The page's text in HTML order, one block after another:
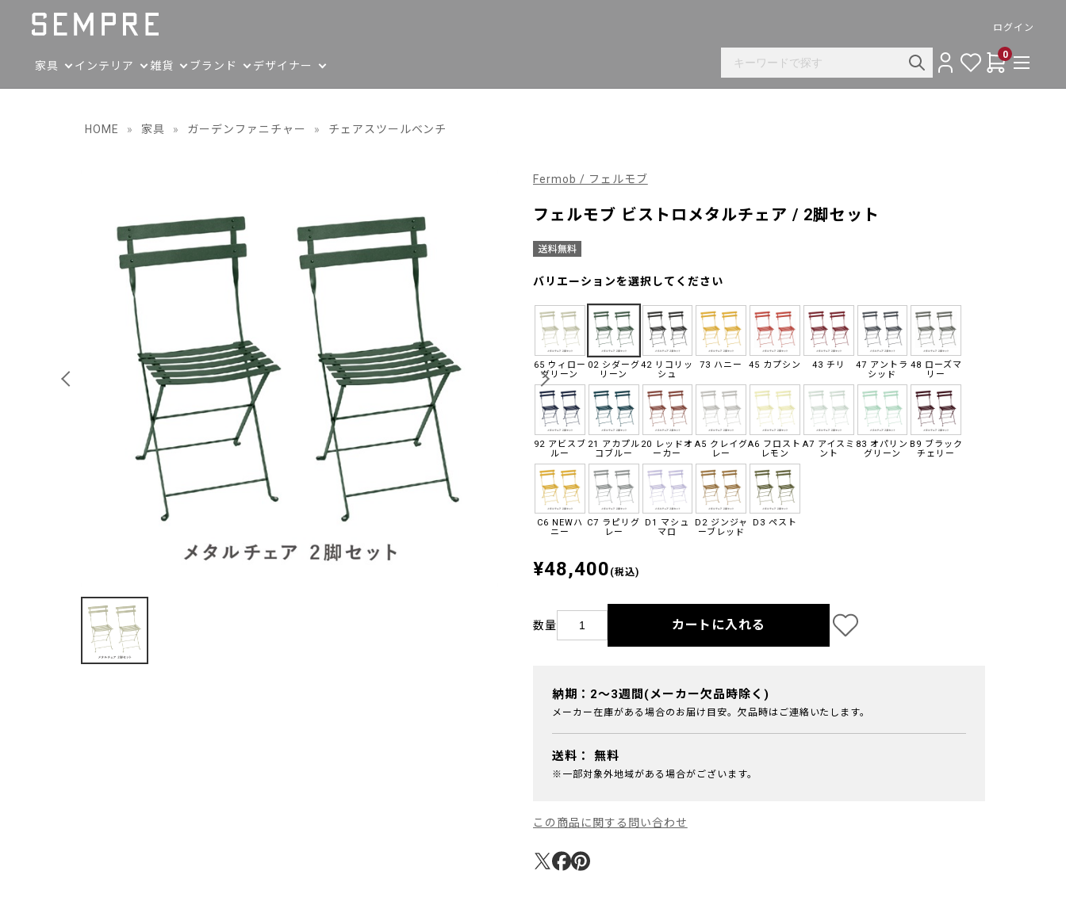
ログイン
家具 インテリア 雑貨 ブランド デザイナー
0
HOME » 家具 » ガーデンファニチャー » チェアスツールベンチ
Fermob / フェルモブ
フェルモブ ビストロメタルチェア / 2脚セット
バリエーションを選択してください
65 ウィロー
グリーン
02 シダーグ
リーン
42 リコリッ
シュ
73 ハニー 45 カプシン 43 チリ
47 アントラ
シッド
48 ローズマ
リー
92 アビスブ
ルー
21 アカプル
コブルー
20 レッドオ
ーカー
A5 クレイグ
レー
A6 フロスト
レモン
A7 アイスミ
ント
83 オパリン
グリーン
B9 ブラック
チェリー
C6 NEWハ
ニー
C7 ラピリグ
レー
D1 マシュ
マロ
D2 ジンジャ
ーブレッド
D3 ペスト
¥48,400 (税込)
数量 カートに入れる
納期：2～3週間(メーカー欠品時除く)
メーカー在庫がある場合のお届け目安。欠品時はご連絡いたします。
送料： 無料
※一部対象外地域がある場合がございます。
この商品に関する問い合わせ